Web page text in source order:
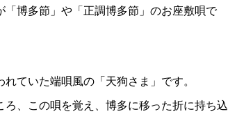
博多節」や「正調博多節」のお座敷唄で
ていた端唄風の「天狗さま」です。
、この唄を覚え、博多に移った折に持ち込